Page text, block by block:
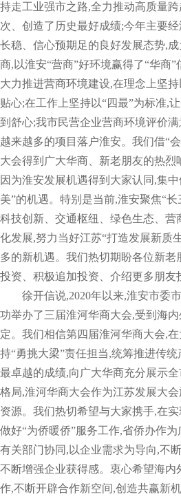
持走工业强市之路,全力推动高质量
次、创造了历史最好成绩;今年主要
长稳、信心预期足的良好发展态势,
商,以淮安“营商”好环境赢得了“华商
大力推进营商环境建设,在理念上坚
贴心;在工作上坚持以“四最”为标准,
到舒心;我市民营企业营商环境评价
越来越多的项目落户淮安。我们借“
大会得到广大华商、新老朋友的热
因为淮安发展机遇得到大家认同,集
美”的机遇。特别是当前,淮安聚焦“
科技创新、交通枢纽、绿色生态、
化发展,努力当好江苏“打造发展新质
多的新机遇。我们热切期盼各位新
投资、积极追加投资、介绍更多朋友
徐开信说,2020年以来,淮安市委
功举办了三届淮河华商大会,受到海
定。我们相信第四届淮河华商大会,
持“勇挑大梁”责任担当,统筹推进传
最卓越的成绩,向广大华商充分展示
格局,淮河华商大会作为江苏发展大
资源。我们热切希望与大家携手,在
做好“为侨暖侨”服务工作,省侨办作
有关部门协同,以企业需求为导向,不
不断增强企业获得感。衷心希望海
作,不断开辟合作新空间,创造共赢新机